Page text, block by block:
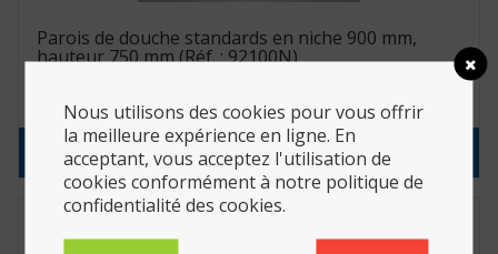
Parois de douche standards en niche 900 mm,
hauteur 750 mm (Réf. : 92100N)
Consulter le produit
Nous utilisons des cookies pour vous offrir
la meilleure expérience en ligne. En
acceptant, vous acceptez l'utilisation de
cookies conformément à notre politique de
confidentialité des cookies.